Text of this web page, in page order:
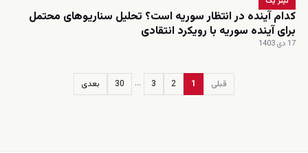
کدام آینده در انتظار سوریه است؟ تحلیل سناریوهای محتمل
برای آینده سوریه با رویکرد انتقادی
17 دی 1403
قبلی 1
2
3
…
30 بعدی